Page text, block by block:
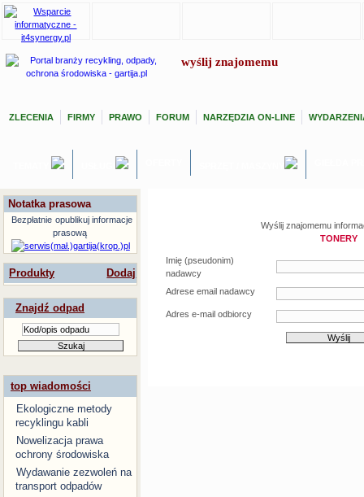
wyślij znajomemu
ZLECENIA FIRMY PRAWO FORUM NARZĘDZIA ON-LINE
Notatka prasowa
Bezpłatnie opublikuj informacje
prasową
Produkty Dodaj
Znajdź odpad
top wiadomości
Ekologiczne metody
recyklingu kabli
Nowelizacja prawa
ochrony środowiska
Wydawanie zezwoleń na
transport odpadów
Wyślij znajomemu
TONERY
Imię (pseudonim)
nadawcy
Adrese email nadawcy
Adres e-mail odbiorcy